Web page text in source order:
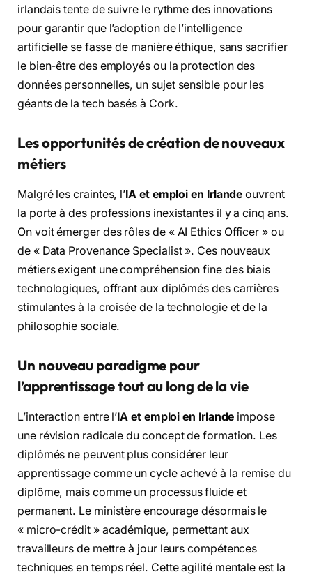
irlandais tente de suivre le rythme des innovations
pour garantir que l’adoption de l’intelligence
artificielle se fasse de manière éthique, sans sacrifier
le bien-être des employés ou la protection des
données personnelles, un sujet sensible pour les
géants de la tech basés à Cork.
Les opportunités de création de nouveaux
métiers
Malgré les craintes, l’IA et emploi en Irlande ouvrent
la porte à des professions inexistantes il y a cinq ans.
On voit émerger des rôles de « AI Ethics Officer » ou
de « Data Provenance Specialist ». Ces nouveaux
métiers exigent une compréhension fine des biais
technologiques, offrant aux diplômés des carrières
stimulantes à la croisée de la technologie et de la
philosophie sociale.
Un nouveau paradigme pour
l’apprentissage tout au long de la vie
L’interaction entre l’IA et emploi en Irlande impose
une révision radicale du concept de formation. Les
diplômés ne peuvent plus considérer leur
apprentissage comme un cycle achevé à la remise du
diplôme, mais comme un processus fluide et
permanent. Le ministère encourage désormais le
« micro-crédit » académique, permettant aux
travailleurs de mettre à jour leurs compétences
techniques en temps réel. Cette agilité mentale est la